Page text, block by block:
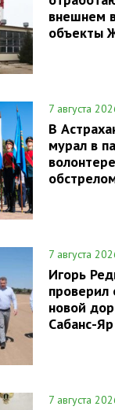
внешнем
объекты
7 августа
В
мурал в
7 августа
Игорь
проверил
новой
Сабанс-Яр
7 августа